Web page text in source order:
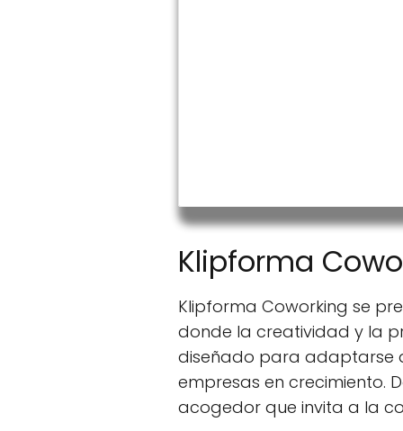
Klipforma
Klipforma Coworking se
donde la creatividad y la
diseñado para adaptarse
empresas en crecimiento.
acogedor que invita a la